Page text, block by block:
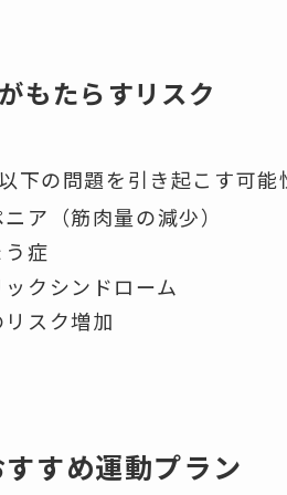
もたらすリスク
下の問題を引き起こす可能
ア（筋肉量の減少）
症
ックシンドローム
スク増加
すめ運動プラン